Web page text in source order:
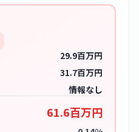
29.9百万円
31.7百万円
情報なし
61.6百万円